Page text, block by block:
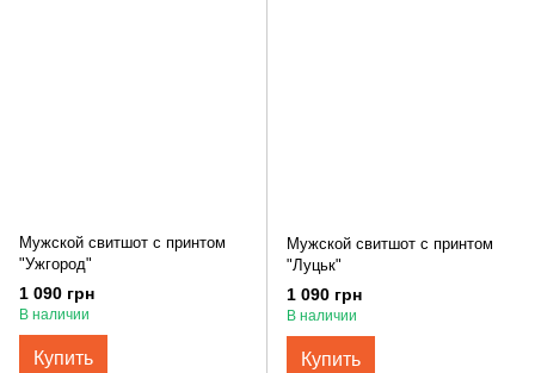
Мужской свитшот с принтом
"Ужгород"
1 090 грн
В наличии
Купить
Мужской свитшот с принтом
"Луцьк"
1 090 грн
В наличии
Купить